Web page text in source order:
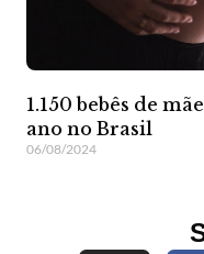
1.150 bebês de
ano no Brasil
06/08/2024